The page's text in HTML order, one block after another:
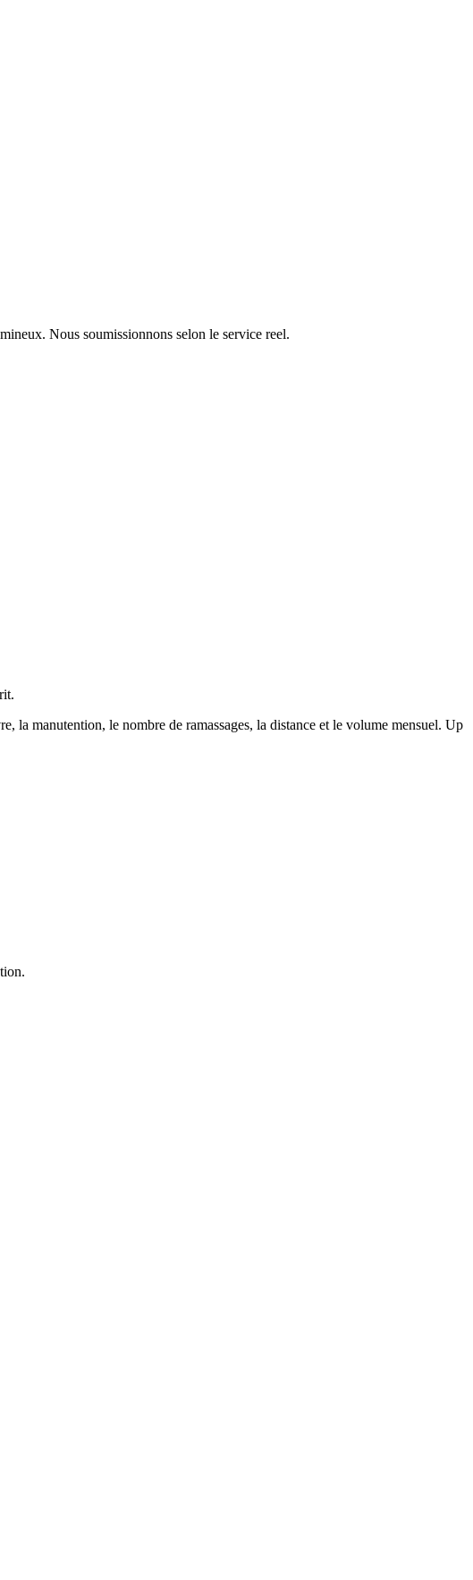
Nous soumissionnons selon le service reel.
la manutention, le nombre de ramassages, la distance et le volume mensuel. Up